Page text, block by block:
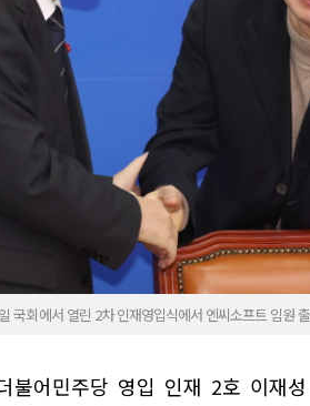
국회에서 열린 2차 인재영입식에서 엔씨소프트 임원
불어민주당 영입 인재 2호 이재